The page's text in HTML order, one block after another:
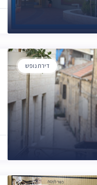
דירת נופש